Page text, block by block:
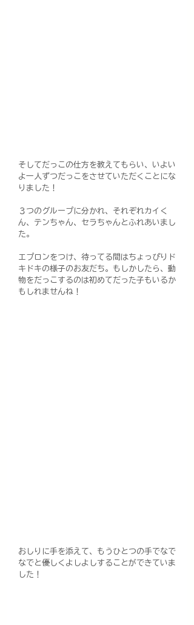
そしてだっこの仕方を教えてもらい、いよい
よ一人ずつだっこをさせていただくことにな
りました！
３つのグループに分かれ、それぞれカイく
ん、テンちゃん、セラちゃんとふれあいまし
た。
エプロンをつけ、待ってる間はちょっぴりド
キドキの様子のお友だち。もしかしたら、動
物をだっこするのは初めてだった子もいるか
もしれませんね！
おしりに手を添えて、もうひとつの手でなで
なでと優しくよしよしすることができていま
した！